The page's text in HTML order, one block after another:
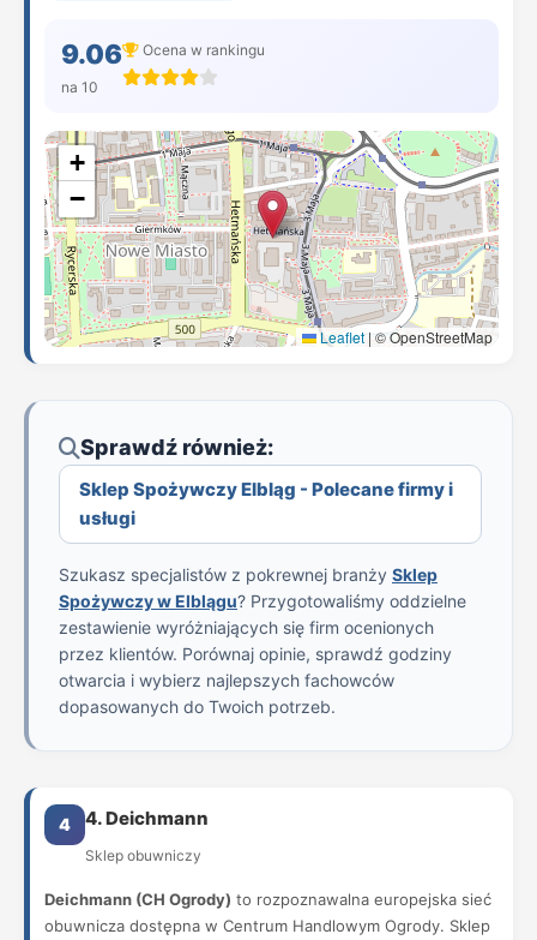
9.06
na 10
Ocena w rankingu
+
−
Leaflet | © OpenStreetMap
Sprawdź również:
Sklep Spożywczy Elbląg - Polecane firmy i
usługi
Szukasz specjalistów z pokrewnej branży Sklep
Spożywczy w Elblągu? Przygotowaliśmy oddzielne
zestawienie wyróżniających się firm ocenionych
przez klientów. Porównaj opinie, sprawdź godziny
otwarcia i wybierz najlepszych fachowców
dopasowanych do Twoich potrzeb.
4 4. Deichmann
Sklep obuwniczy
Deichmann (CH Ogrody) to rozpoznawalna europejska sieć
obuwnicza dostępna w Centrum Handlowym Ogrody. Sklep